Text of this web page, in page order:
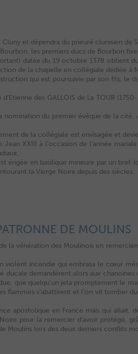
et dépendra du prieuré clunisien de
les premiers ducs de Bourbon
datée du 19 octobre 1378 obtient
de la chapelle en collégiale dédiée à
qui est poursuivie par son fils, le
des GALLOIS de La TOUR
du premier évêque de la cité,
de la collégiale est envisagée et
Jean XXIII à l’occasion de l’année
en basilique mineure par un bref
la Vierge Noire depuis des siècles.
DE MOULINS
la vénération des Moulinois en
violent incendie qui embrasa le cœur
demandèrent alors aux
que quelqu’un jeta promptement le
flammes s’abattirent et l’on vit tomber
apostolique en France mais qui allait,
pour la remercier d’avoir protégé,
Moulins lors des deux derniers conflits